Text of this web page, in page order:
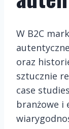
W B2C
oraz
sztucznie
case
branżowe i